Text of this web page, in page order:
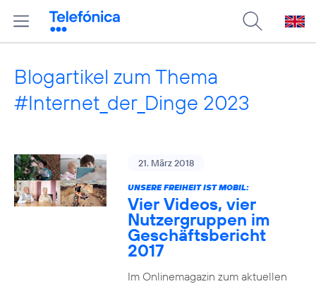
Blogartikel zum Thema
#Internet_der_Dinge 2023
21. März 2018
UNSERE FREIHEIT IST MOBIL:
Vier Videos, vier
Nutzergruppen im
Geschäftsbericht
2017
Im Onlinemagazin zum aktuellen